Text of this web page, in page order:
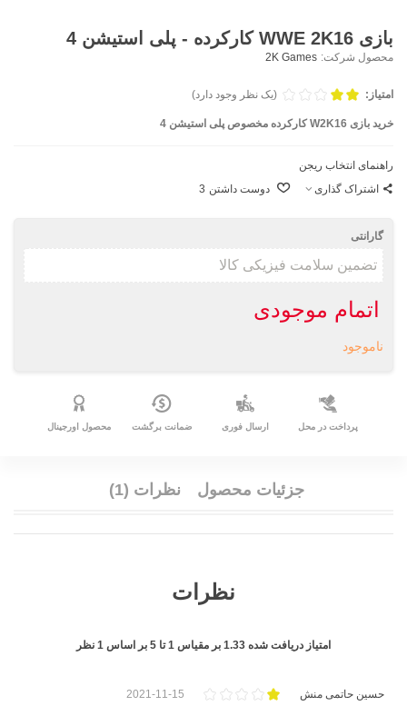
بازی WWE 2K16 کارکرده - پلی استیشن 4
محصول شرکت: 2K Games
امتیاز: (یک نظر وجود دارد)
خرید بازی W2K16 کارکرده مخصوص پلی استیشن 4
راهنمای انتخاب ریجن
اشتراک گذاری
دوست داشتن 3
گارانتی
اتمام موجودی
ناموجود
پرداخت در محل ارسال فوری ضمانت برگشت محصول اورجینال
جزئیات محصول نظرات (1)
نظرات
امتیاز دریافت شده 1.33 بر مقیاس 1تا 5 بر اساس 1 نظر
حسین حاتمی منش 2021-11-15